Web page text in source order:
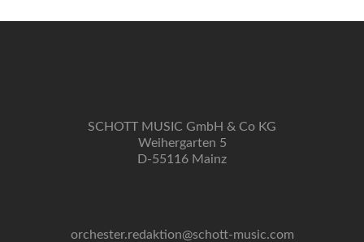
SCHOTT MUSIC GmbH & Co KG
Weihergarten 5
D-55116 Mainz
orchester.redaktion@schott-music.com